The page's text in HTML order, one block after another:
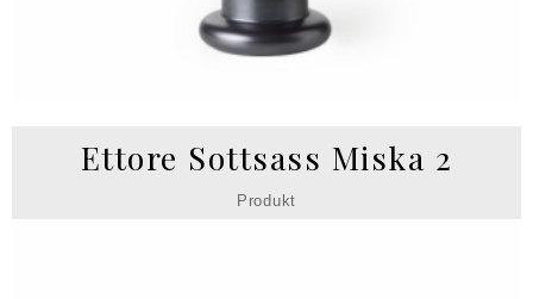
Ettore Sottsass Miska 2
Produkt